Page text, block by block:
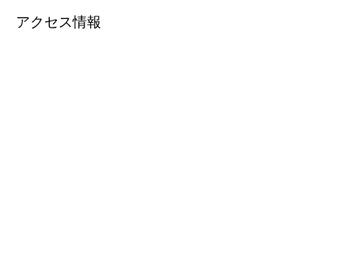
アクセス情報